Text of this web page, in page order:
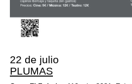
22 de julio
PLUMAS